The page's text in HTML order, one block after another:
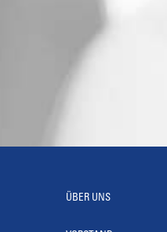
ÜBER UNS